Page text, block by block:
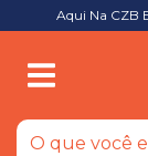
Aqui Na CZB